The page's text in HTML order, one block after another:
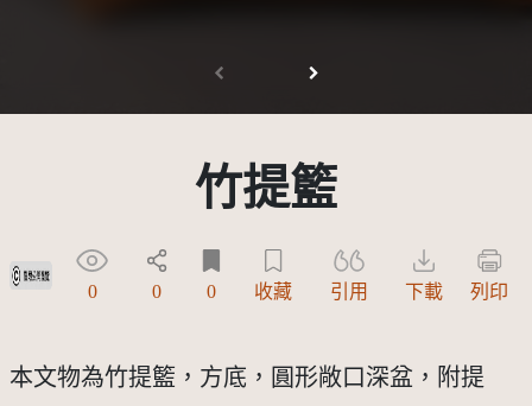
竹提籃
受著作權法保護-僅限於本平台有限度公開瀏覽
0 0 0 收藏 引用 下載 列印
本文物為竹提籃，方底，圓形敞口深盆，附提